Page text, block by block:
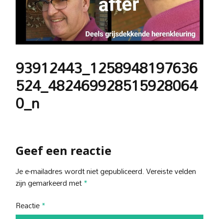
93912443_1258948197636
524_482469928515928064
0_n
Geef een reactie
Je e-mailadres wordt niet gepubliceerd.Vereiste velden
zijn gemarkeerd met*
Reactie*